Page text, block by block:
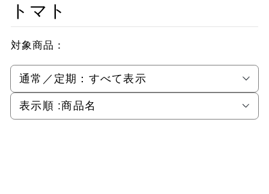
トマト
対象商品：
通常／定期： すべて表示
表示順 :商品名